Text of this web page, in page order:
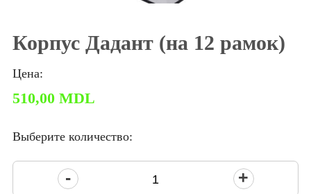
Корпус Дадант (на 12 рамок)
Цена:
510,00 MDL
Выберите количество:
Количество